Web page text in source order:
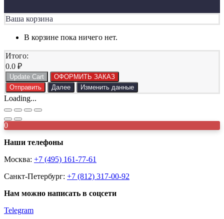
Ваша корзина
В корзине пока ничего нет.
Итого:
0.0 ₽
Update Cart
ОФОРМИТЬ ЗАКАЗ
Отправить
Далее Изменить данные
Loading...
0
Наши телефоны
Москва: +7 (495) 161-77-61
Санкт-Петербург: +7 (812) 317-00-92
Нам можно написать в соцсети
Telegram